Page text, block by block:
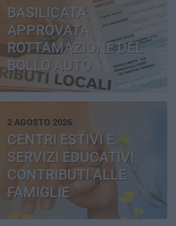
BASILICATA:
APPROVATA
ROTTAMAZIONE DEL
BOLLO AUTO
2 AGOSTO 2026
CENTRI ESTIVI E
SERVIZI EDUCATIVI:
CONTRIBUTI ALLE
FAMIGLIE